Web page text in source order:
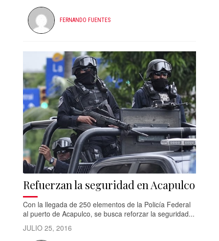
FERNANDO FUENTES
Refuerzan la seguridad en Acapulco
Con la llegada de 250 elementos de la Policía Federal
al puerto de Acapulco, se busca reforzar la seguridad...
JULIO 25, 2016